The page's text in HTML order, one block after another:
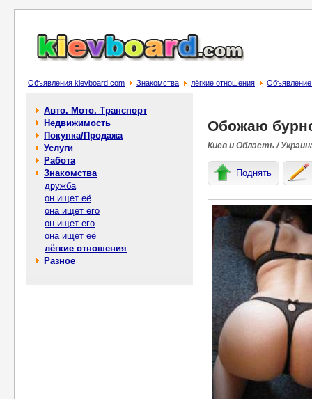
Объявления kievboard.com Знакомства лёгкие отношения
Авто. Мото. Транспорт
Недвижимость
Покупка/Продажа
Услуги
Работа
Знакомства
дружба
он ищет её
она ищет его
он ищет его
она ищет её
лёгкие отношения
Разное
Обожаю
Киев и Область /
Поднять